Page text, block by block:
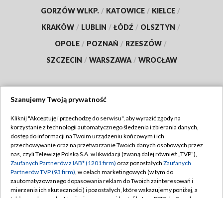
GORZÓW WLKP. / KATOWICE / KIELCE /
KRAKÓW / LUBLIN / ŁÓDŹ / OLSZTYN /
OPOLE / POZNAŃ / RZESZÓW /
SZCZECIN / WARSZAWA / WROCŁAW
TVP
Abonament TVP
Emisja w TVP
Centrum informacji TVP
Naziemna Telewizja Cyfrowa
Regulamin TVP
Polityka prywatności
Moje zgody
Pomoc
Szanujemy Twoją prywatność
Kliknij "Akceptuję i przechodzę do serwisu", aby wyrazić zgody na
korzystanie z technologii automatycznego śledzenia i zbierania danych,
dostęp do informacji na Twoim urządzeniu końcowym i ich
przechowywanie oraz na przetwarzanie Twoich danych osobowych przez
nas, czyli Telewizję Polską S.A. w likwidacji (zwaną dalej również „TVP”),
Zaufanych Partnerów z IAB* (1201 firm) oraz pozostałych Zaufanych
Partnerów TVP (93 firm), w celach marketingowych (w tym do
zautomatyzowanego dopasowania reklam do Twoich zainteresowań i
mierzenia ich skuteczności) i pozostałych, które wskazujemy poniżej, a